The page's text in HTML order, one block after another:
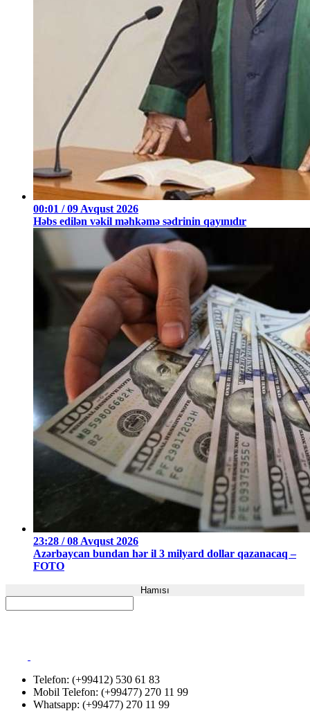
00:01 / 09 Avqust 2026
Həbs edilən vəkil məhkəmə sədrinin qayınıdır
23:28 / 08 Avqust 2026
Azərbaycan bundan hər il 3 milyard dollar qazanacaq –
FOTO
Hamısı
Telefon: (+99412) 530 61 83
Mobil Telefon: (+99477) 270 11 99
Whatsapp: (+99477) 270 11 99